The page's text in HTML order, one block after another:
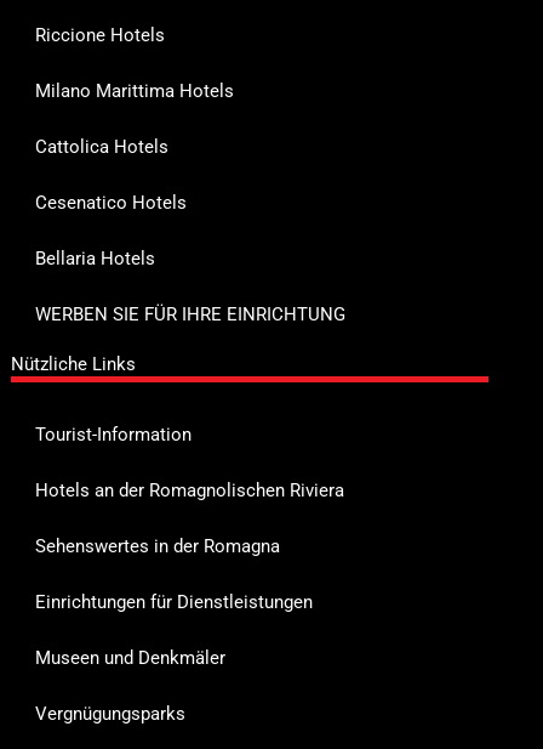
Riccione Hotels
Milano Marittima Hotels
Cattolica Hotels
Cesenatico Hotels
Bellaria Hotels
WERBEN SIE FÜR IHRE EINRICHTUNG
Nützliche Links
Tourist-Information
Hotels an der Romagnolischen Riviera
Sehenswertes in der Romagna
Einrichtungen für Dienstleistungen
Museen und Denkmäler
Vergnügungsparks